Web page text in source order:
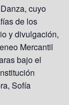
cuyo
de los
y divulgación,
Mercantil
bajo el
Sofía